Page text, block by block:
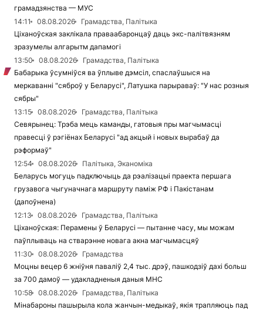
грамадзянства — МУС
14:11
08.08.2026
Грамадства, Палітыка
Ціханоўская заклікала праваабаронцаў даць экс-палітвязням
зразумелы алгарытм дапамогі
13:50
08.08.2026
Грамадства, Палітыка
Бабарыка ўсумніўся ва ўплыве дэмсіл, спаслаўшыся на
меркаванні "сяброў у Беларусі", Латушка парыраваў: "У нас розныя
сябры"
13:15
08.08.2026
Грамадства, Палітыка
Севярынец: Трэба мець каманды, гатовыя пры магчымасці
правесці ў рэгіёнах Беларусі "ад акцый і новых вырабаў да
рэформаў"
12:54
08.08.2026
Палітыка, Эканоміка
Беларусь могуць падключыць да рэалізацыі праекта першага
грузавога чыгуначнага маршруту паміж РФ і Пакістанам
(дапоўнена)
12:13
08.08.2026
Грамадства, Палітыка
Ціханоўская: Перамены ў Беларусі — пытанне часу, мы можам
паўплываць на стварэнне новага акна магчымасцяў
11:30
08.08.2026
Грамадства
Моцны вецер 6 жніўня паваліў 2,4 тыс. дрэў, пашкодзіў дахі больш
за 700 дамоў — удакладненыя даныя МНС
10:58
08.08.2026
Грамадства, Палітыка
Мінабароны пашырыла кола жанчын-медыкаў, якія трапляюць пад